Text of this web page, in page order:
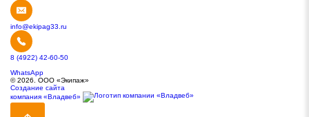
info@ekipag33.ru
8 (4922) 42-60-50
WhatsApp
© 2026. ООО «Экипаж»
Создание сайта
компания «Владвеб»